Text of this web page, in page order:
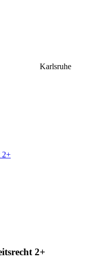
Karlsruhe
2+
2+